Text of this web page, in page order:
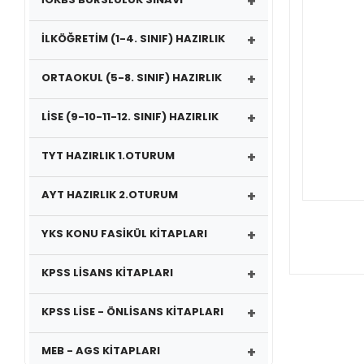
İLKÖĞRETİM (1-4. SINIF) HAZIRLIK +
ORTAOKUL (5-8. SINIF) HAZIRLIK +
LİSE (9-10-11-12. SINIF) HAZIRLIK +
TYT HAZIRLIK 1.OTURUM +
AYT HAZIRLIK 2.OTURUM +
YKS KONU FASİKÜL KİTAPLARI +
KPSS LİSANS KİTAPLARI +
KPSS LİSE - ÖNLİSANS KİTAPLARI +
MEB - AGS KİTAPLARI +